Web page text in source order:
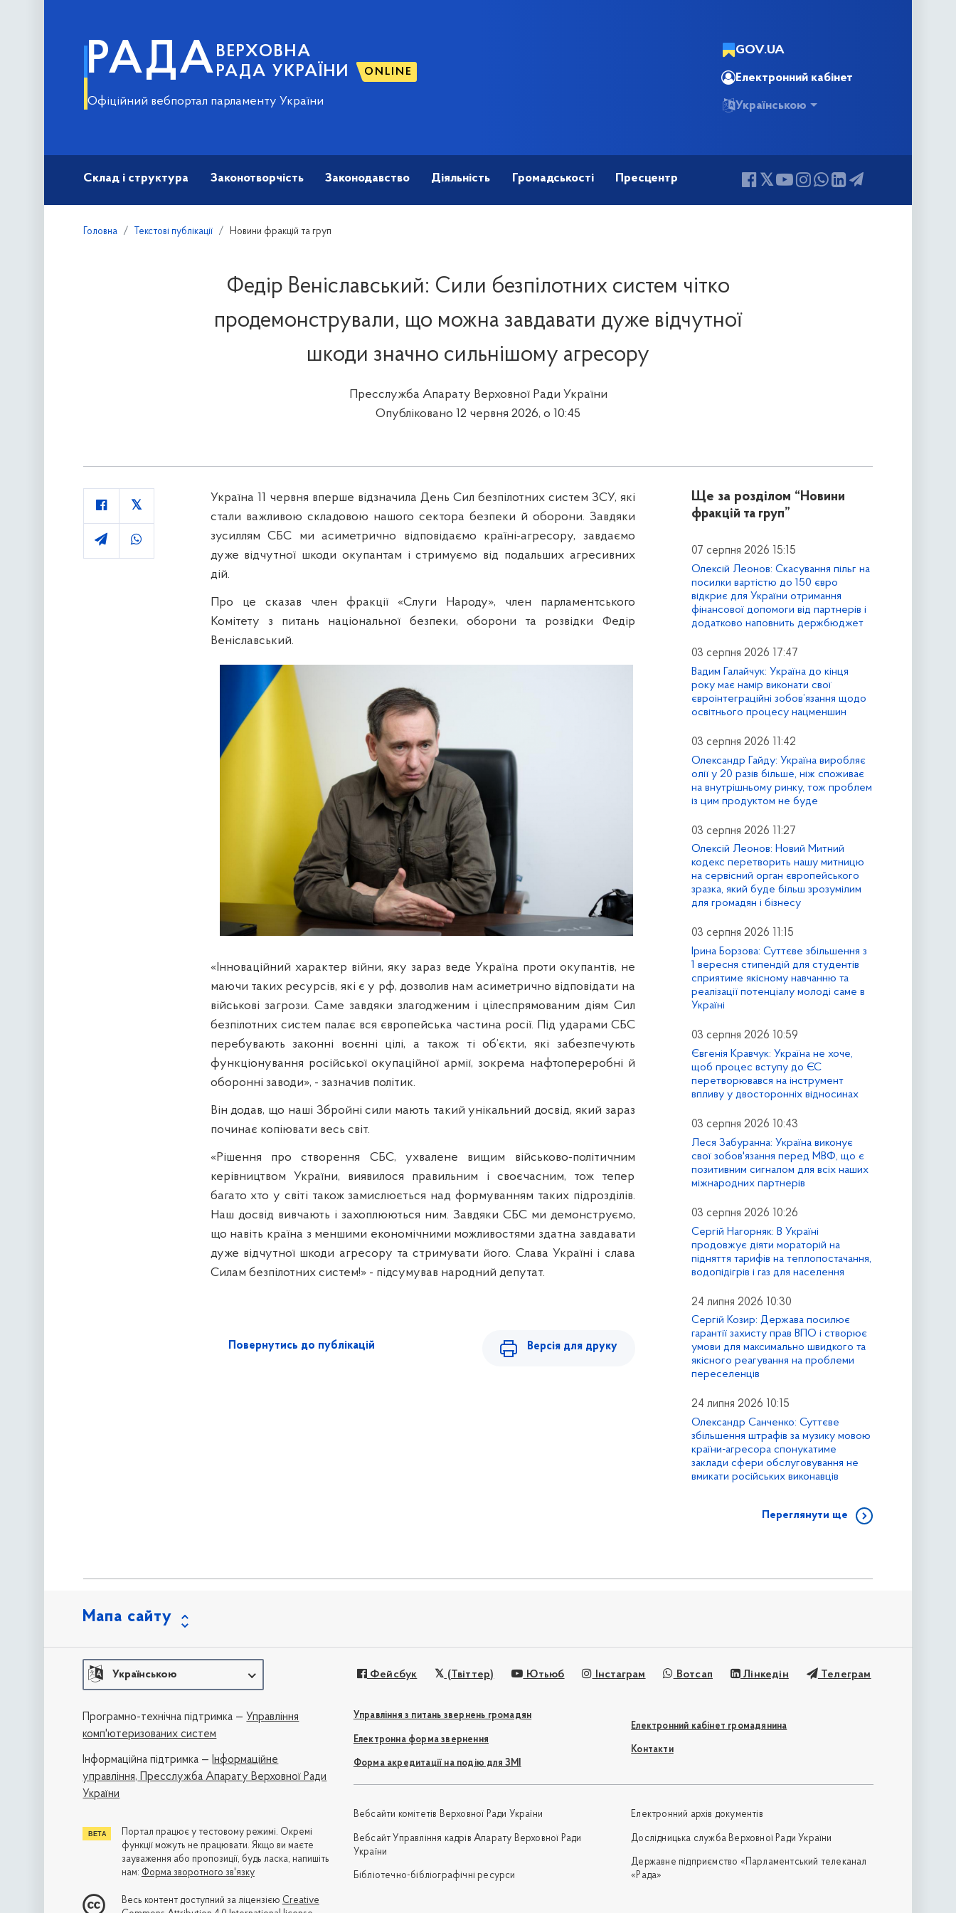
РАДА ВЕРХОВНА
РАДА УКРАЇНИ
ONLINE
Офіційний вебпортал парламенту України
GOV.UA
Електронний кабінет
Українською
Склад і структура Законотворчість Законодавство Діяльність Громадськості Пресцентр
Головна Текстові публікації Новини фракцій та груп
Федір Веніславський: Сили безпілотних систем чітко
продемонстрували, що можна завдавати дуже відчутної
шкоди значно сильнішому агресору
Пресслужба Апарату Верховної Ради України
Опубліковано 12 червня 2026, о 10:45
Україна 11 червня вперше відзначила День Сил безпілотних систем ЗСУ, які
стали важливою складовою нашого сектора безпеки й оборони. Завдяки
зусиллям СБС ми асиметрично відповідаємо країні-агресору, завдаємо
дуже відчутної шкоди окупантам і стримуємо від подальших агресивних
дій.
Про це сказав член фракції «Слуги Народу», член парламентського
Комітету з питань національної безпеки, оборони та розвідки Федір
Веніславський.
«Інноваційний характер війни, яку зараз веде Україна проти окупантів, не
маючи таких ресурсів, які є у рф, дозволив нам асиметрично відповідати на
військові загрози. Саме завдяки злагодженим і цілеспрямованим діям Сил
безпілотних систем палає вся європейська частина росії. Під ударами СБС
перебувають законні воєнні цілі, а також ті об’єкти, які забезпечують
функціонування російської окупаційної армії, зокрема нафтопереробні й
оборонні заводи», - зазначив політик.
Він додав, що наші Збройні сили мають такий унікальний досвід, який зараз
починає копіювати весь світ.
«Рішення про створення СБС, ухвалене вищим військово-політичним
керівництвом України, виявилося правильним і своєчасним, тож тепер
багато хто у світі також замислюється над формуванням таких підрозділів.
Наш досвід вивчають і захоплюються ним. Завдяки СБС ми демонструємо,
що навіть країна з меншими економічними можливостями здатна завдавати
дуже відчутної шкоди агресору та стримувати його. Слава Україні і слава
Силам безпілотних систем!» - підсумував народний депутат.
Повернутись до публікацій Версія для друку
Ще за розділом “Новини
фракцій та груп”
07 серпня 2026 15:15
Олексій Леонов: Скасування пільг на
посилки вартістю до 150 євро
відкриє для України отримання
фінансової допомоги від партнерів і
додатково наповнить держбюджет
03 серпня 2026 17:47
Вадим Галайчук: Україна до кінця
року має намір виконати свої
євроінтеграційні зобов’язання щодо
освітнього процесу нацменшин
03 серпня 2026 11:42
Олександр Гайду: Україна виробляє
олії у 20 разів більше, ніж споживає
на внутрішньому ринку, тож проблем
із цим продуктом не буде
03 серпня 2026 11:27
Олексій Леонов: Новий Митний
кодекс перетворить нашу митницю
на сервісний орган європейського
зразка, який буде більш зрозумілим
для громадян і бізнесу
03 серпня 2026 11:15
Ірина Борзова: Суттєве збільшення з
1 вересня стипендій для студентів
сприятиме якісному навчанню та
реалізації потенціалу молоді саме в
Україні
03 серпня 2026 10:59
Євгенія Кравчук: Україна не хоче,
щоб процес вступу до ЄС
перетворювався на інструмент
впливу у двосторонніх відносинах
03 серпня 2026 10:43
Леся Забуранна: Україна виконує
свої зобов'язання перед МВФ, що є
позитивним сигналом для всіх наших
міжнародних партнерів
03 серпня 2026 10:26
Сергій Нагорняк: В Україні
продовжує діяти мораторій на
підняття тарифів на теплопостачання,
водопідігрів і газ для населення
24 липня 2026 10:30
Сергій Козир: Держава посилює
гарантії захисту прав ВПО і створює
умови для максимально швидкого та
якісного реагування на проблеми
переселенців
24 липня 2026 10:15
Олександр Санченко: Суттєве
збільшення штрафів за музику мовою
країни-агресора спонукатиме
заклади сфери обслуговування не
вмикати російських виконавців
Переглянути ще
Мапа сайту
Українською Фейсбук (Твіттер) Ютьюб Інстаграм Вотсап Лінкедін Телеграм
Управління з питань звернень громадян
Електронна форма звернення
Форма акредитації на подію для ЗМІ
Електронний кабінет громадянина
Контакти
Вебсайти комітетів Верховної Ради України
Вебсайт Управління кадрів Апарату Верховної Ради
України
Бібліотечно-бібліографічні ресурси
Електронний архів документів
Дослідницька служба Верховної Ради України
Державне підприємство «Парламентський телеканал
«Рада»
Програмно-технічна підтримка — Управління
комп'ютеризованих систем
Iнформаційна підтримка —Інформаційне
управління, Пресслужба Апарату Верховної Ради
України
Портал працює у тестовому режимі. Окремі
функції можуть не працювати. Якщо ви маєте
зауваження або пропозиції, будь ласка, напишіть
нам: Форма зворотного зв'язку
Весь контент доступний за ліцензією Creative